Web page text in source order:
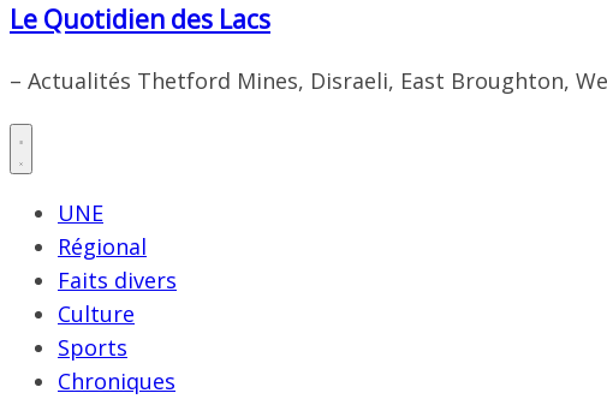
Le Quotidien des Lacs
– Actualités Thetford Mines, Disraeli, East Broughton,
UNE
Régional
Faits divers
Culture
Sports
Chroniques